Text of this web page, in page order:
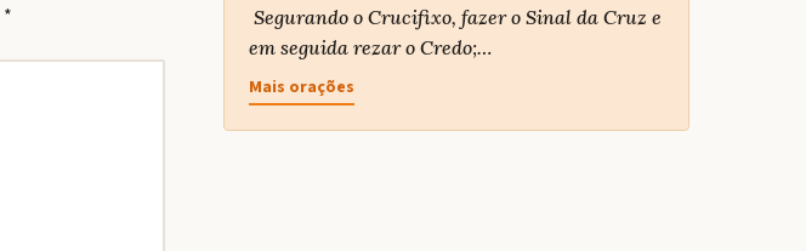
*
Segurando o Crucifixo, fazer o Sinal da Cruz e
em seguida rezar o Credo;…
Mais orações